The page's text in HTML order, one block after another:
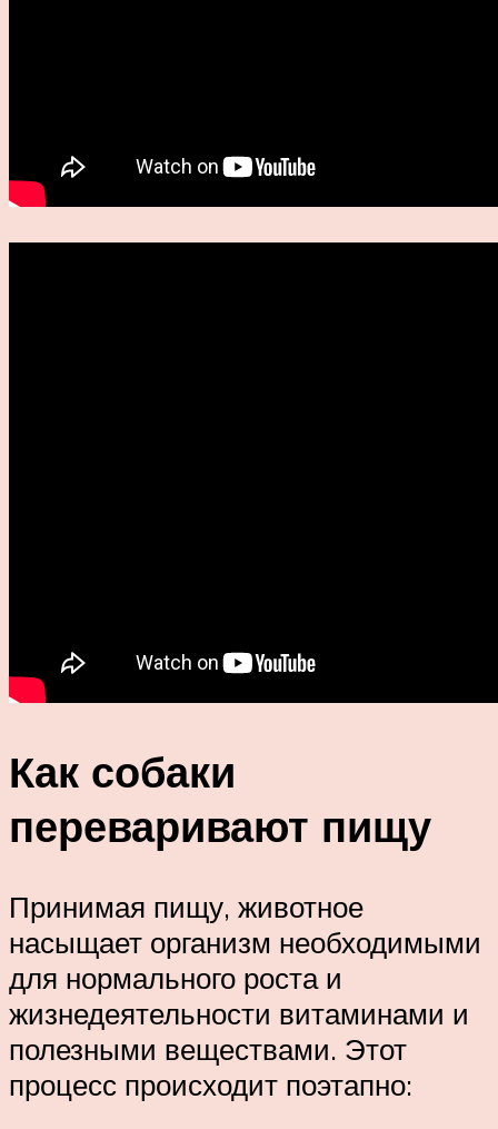
Как собаки
переваривают пищу
Принимая пищу, животное
насыщает организм необходимыми
для нормального роста и
жизнедеятельности витаминами и
полезными веществами. Этот
процесс происходит поэтапно: